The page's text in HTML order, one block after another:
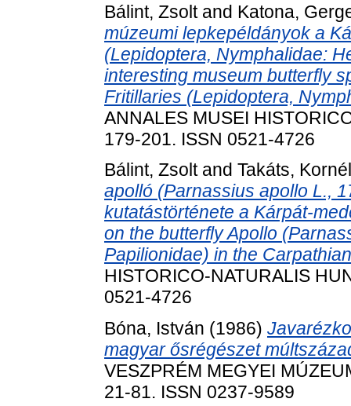
Bálint, Zsoltand Katona,
múzeumi lepkepéldányok a
(Lepidoptera, Nymphalidae:
interesting museum butterfly
Fritillaries (Lepidoptera,
ANNALES MUSEI
179-201. ISSN 0521-4726
Bálint, Zsoltand Takáts, Kornél
apolló (Parnassius apollo L.,
kutatástörténete a Kárpát-
on the butterfly Apollo
Papilionidae) in the
HISTORICO-NATURALIS
0521-4726
Bóna, István (1986)
magyar ősrégészet
VESZPRÉM MEGYEI
21-81. ISSN 0237-9589